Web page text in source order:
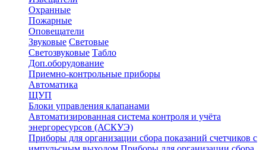
Охранные
Пожарные
Оповещатели
Звуковые Световые
Светозвуковые Табло
Доп.оборудование
Приемно-контрольные приборы
Автоматика
ЩУП
Блоки управления клапанами
Автоматизированная система контроля и учёта
энергоресурсов (АСКУЭ)
Приборы для организации сбора показаний счетчиков с